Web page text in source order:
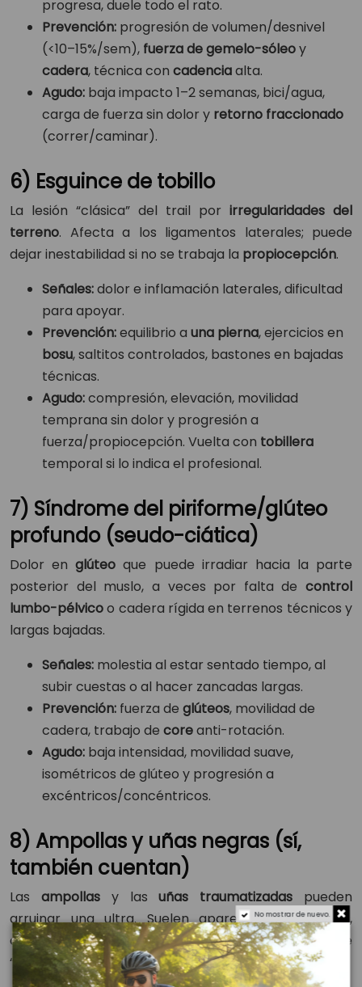
progresa, duele todo el rato.
Prevención: progresión de volumen/desnivel
(<10–15%/sem), fuerza de gemelo-sóleoy
cadera, técnica con cadenciaalta.
Agudo: baja impacto 1–2 semanas, bici/agua,
carga de fuerza sin dolor y retorno fraccionado
(correr/caminar).
6) Esguince de tobillo
La lesión “clásica” del trail por irregularidades del
terreno. Afecta a los ligamentos laterales; puede
dejar inestabilidad si no se trabaja la propiocepción.
Señales:dolor e inflamación laterales, dificultad
para apoyar.
Prevención:equilibrio a una pierna, ejercicios en
bosu, saltitos controlados, bastones en bajadas
técnicas.
Agudo:compresión, elevación, movilidad
temprana sin dolor y progresión a
fuerza/propiocepción. Vuelta con tobillera
temporal si lo indica el profesional.
7) Síndrome del piriforme/glúteo
profundo (seudo-ciática)
Dolor englúteo que puede irradiar hacia la parte
posterior del muslo, a veces por falta de control
lumbo-pélvicoo cadera rígida en terrenos técnicos y
largas bajadas.
Señales: molestia al estar sentado tiempo, al
subir cuestas o al hacer zancadas largas.
Prevención: fuerza de glúteos, movilidad de
cadera, trabajo de coreanti-rotación.
Agudo: baja intensidad, movilidad suave,
isométricos de glúteo y progresión a
excéntricos/concéntricos.
8) Ampollas y uñas negras (sí,
también cuentan)
Las ampollasy lasuñas traumatizadas pueden
arruinar una ultra. Suelen aparecer por fricción,
calcetines inadecuados, humedad y bajadas con pie
“bailando” en la zapatilla.
No mostrar de nuevo.